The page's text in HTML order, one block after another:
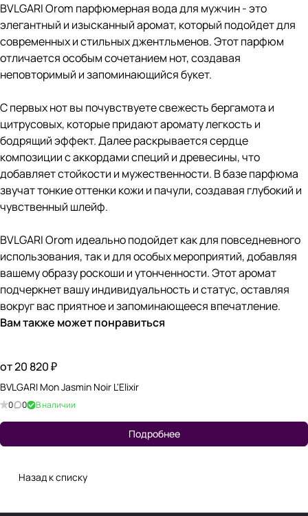
BVLGARI Orom парфюмерная вода для мужчин - это
элегантный и изысканный аромат, который подойдет для
современных и стильных джентльменов. Этот парфюм
отличается особым сочетанием нот, создавая
неповторимый и запоминающийся букет.
С первых нот вы почувствуете свежесть бергамота и
цитрусовых, которые придают аромату легкость и
бодрящий эффект. Далее раскрывается сердце
композиции с аккордами специй и древесины, что
добавляет стойкости и мужественности. В базе парфюма
звучат тонкие оттенки кожи и пачули, создавая глубокий и
чувственный шлейф.
BVLGARI Orom идеально подойдет как для повседневного
использования, так и для особых мероприятий, добавляя
вашему образу роскоши и утонченности. Этот аромат
подчеркнет вашу индивидуальность и статус, оставляя
вокруг вас приятное и запоминающееся впечатление.
Вам также может понравиться
от 20 820 ₽
BVLGARI Mon Jasmin Noir L'Elixir
0 0 В наличии
Подробнее
Назад к списку